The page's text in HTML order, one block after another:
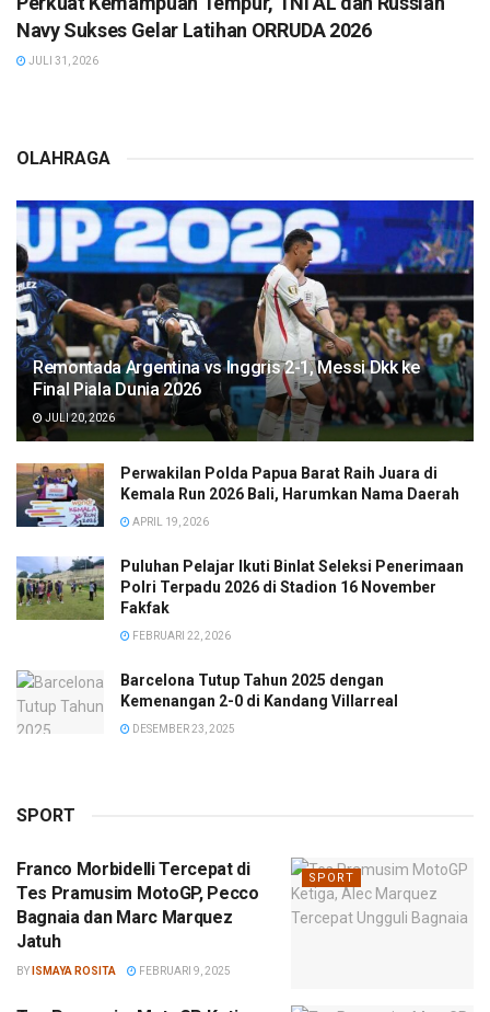
Navy Sukses Gelar Latihan ORRUDA 2026
JULI 31, 2026
OLAHRAGA
Remontada Argentina vs Inggris 2-1, Messi Dkk ke
Final Piala Dunia 2026
JULI 20, 2026
Perwakilan Polda Papua Barat Raih Juara di
Kemala Run 2026 Bali, Harumkan Nama Daerah
APRIL 19, 2026
Puluhan Pelajar Ikuti Binlat Seleksi Penerimaan
Polri Terpadu 2026 di Stadion 16 November
Fakfak
FEBRUARI 22, 2026
Barcelona Tutup Tahun 2025 dengan
Kemenangan 2-0 di Kandang Villarreal
DESEMBER 23, 2025
SPORT
SPORT
Franco Morbidelli Tercepat di
Tes Pramusim MotoGP, Pecco
Bagnaia dan Marc Marquez
Jatuh
BY ISMAYA ROSITA FEBRUARI 9, 2025